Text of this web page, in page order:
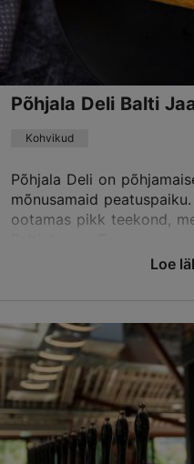
TripAdvisor Traveler
põhineb 3 hinnangul
Loe rohkem arvustusi
Põhjala Deli Balti
Kohvikud
Põhjala Deli on
mõnusamaid
ootamas pikk teekond,
Kopli tn 1, Tallinn
Kopli
Kohvikud
Loe